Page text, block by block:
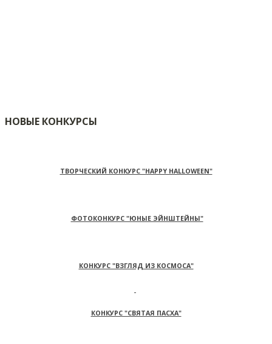
НОВЫЕ КОНКУРСЫ
ТВОРЧЕСКИЙ КОНКУРС "HAPPY HALLOWEEN"
ФОТОКОНКУРС "ЮНЫЕ ЭЙНШТЕЙНЫ"
КОНКУРС "ВЗГЛЯД ИЗ КОСМОСА"
КОНКУРС "СВЯТАЯ ПАСХА"